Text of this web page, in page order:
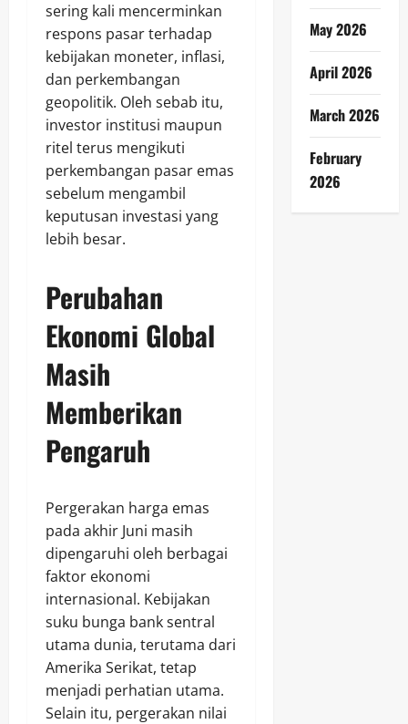
sering kali mencerminkan
respons pasar terhadap
kebijakan moneter, inflasi,
dan perkembangan
geopolitik. Oleh sebab itu,
investor institusi maupun
ritel terus mengikuti
perkembangan pasar emas
sebelum mengambil
keputusan investasi yang
lebih besar.
Perubahan
Ekonomi Global
Masih
Memberikan
Pengaruh
Pergerakan harga emas
pada akhir Juni masih
dipengaruhi oleh berbagai
faktor ekonomi
internasional. Kebijakan
suku bunga bank sentral
utama dunia, terutama dari
Amerika Serikat, tetap
menjadi perhatian utama.
Selain itu, pergerakan nilai
May 2026
April 2026
March 2026
February
2026